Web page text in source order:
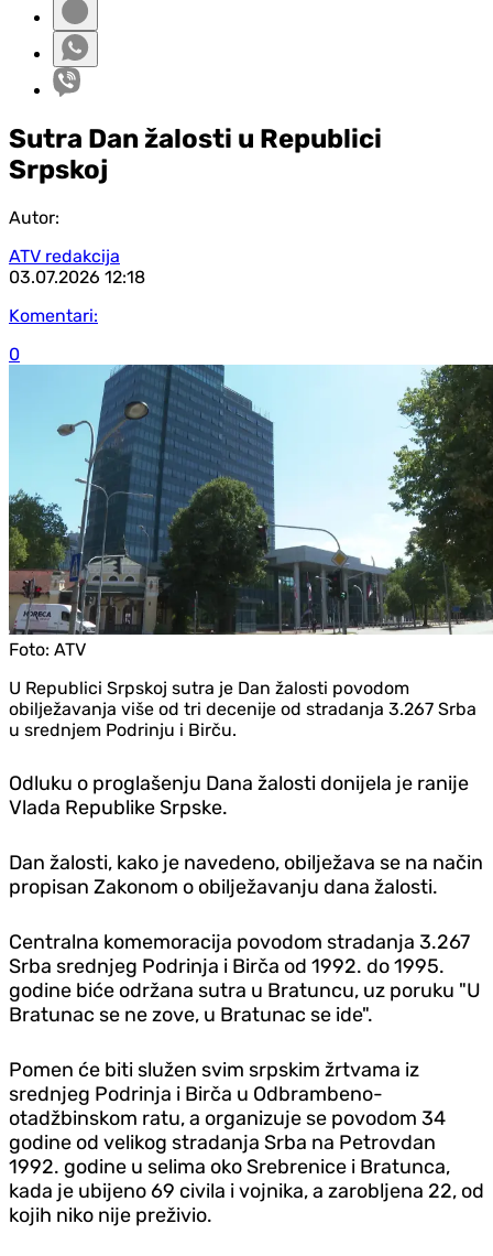
Sutra Dan žalosti u Republici
Srpskoj
Autor:
ATV redakcija
03.07.2026 12:18
Komentari:
0
Foto: ATV
U Republici Srpskoj sutra je Dan žalosti povodom
obilježavanja više od tri decenije od stradanja 3.267 Srba
u srednjem Podrinju i Birču.
Odluku o proglašenju Dana žalosti donijela je ranije
Vlada Republike Srpske.
Dan žalosti, kako je navedeno, obilježava se na način
propisan Zakonom o obilježavanju dana žalosti.
Centralna komemoracija povodom stradanja 3.267
Srba srednjeg Podrinja i Birča od 1992. do 1995.
godine biće održana sutra u Bratuncu, uz poruku "U
Bratunac se ne zove, u Bratunac se ide".
Pomen će biti služen svim srpskim žrtvama iz
srednjeg Podrinja i Birča u Odbrambeno-
otadžbinskom ratu, a organizuje se povodom 34
godine od velikog stradanja Srba na Petrovdan
1992. godine u selima oko Srebrenice i Bratunca,
kada je ubijeno 69 civila i vojnika, a zarobljena 22, od
kojih niko nije preživio.